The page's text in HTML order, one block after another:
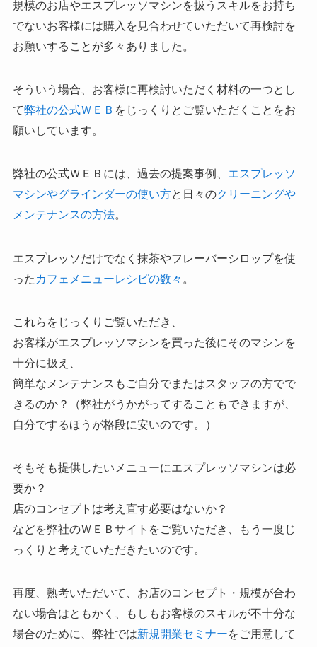
規模のお店やエスプレッソマシンを扱うスキルをお持ち
でないお客様には購入を見合わせていただいて再検討を
お願いすることが多々ありました。
そういう場合、お客様に再検討いただく材料の一つとし
て弊社の公式ＷＥＢ をじっくりとご覧いただくことをお
願いしています。
弊社の公式ＷＥＢには、過去の提案事例、 エスプレッソ
マシンやグラインダーの使い方と日々のクリーニングや
メンテナンスの方法。
エスプレッソだけでなく抹茶やフレーバーシロップを使
った カフェメニューレシピの数々 。
これらをじっくりご覧いただき、
お客様がエスプレッソマシンを買った後にそのマシンを
十分に扱え、
簡単なメンテナンスもご自分でまたはスタッフの方でで
きるのか？（弊社がうかがってすることもできますが、
自分でするほうが格段に安いのです。）
そもそも提供したいメニューにエスプレッソマシンは必
要か？
店のコンセプトは考え直す必要はないか？
などを弊社のＷＥＢサイトをご覧いただき、もう一度じ
っくりと考えていただきたいのです。
再度、熟考いただいて、お店のコンセプト・規模が合わ
ない場合はともかく、もしもお客様のスキルが不十分な
場合のために、弊社では新規開業セミナーをご用意して